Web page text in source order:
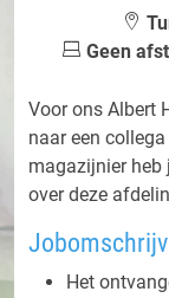
Geen
Voor ons Albert
naar een
magazijnier heb
over deze
Het